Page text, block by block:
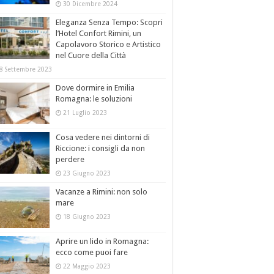
30 Dicembre 2024
Eleganza Senza Tempo: Scopri
l’Hotel Confort Rimini, un
Capolavoro Storico e Artistico
nel Cuore della Città
Settembre 2023
Dove dormire in Emilia
Romagna: le soluzioni
21 Luglio 2023
Cosa vedere nei dintorni di
Riccione: i consigli da non
perdere
23 Giugno 2023
Vacanze a Rimini: non solo
mare
18 Giugno 2023
Aprire un lido in Romagna:
ecco come puoi fare
22 Maggio 2023